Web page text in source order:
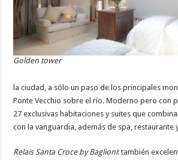
Golden tower
la ciudad, a sólo un paso de los principales
Ponte Vecchio sobre el río. Moderno pero con
27 exclusivas habitaciones y suites que
con la vanguardia, además de spa, restaurante
Relais Santa Croce by Baglioni: también